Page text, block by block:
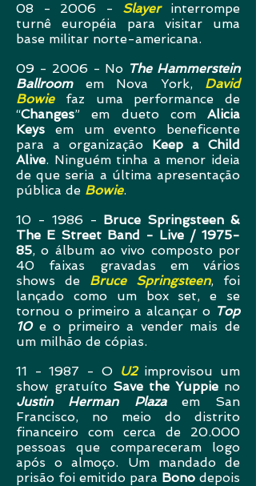
08 - 2006 -
Slayerinterrompe
turnê européia para visitar uma
base militar norte-americana.
09 - 2006 - No The Hammerstein
Ballroomem Nova York, David
Bowiefaz uma performance de
“Changes” em dueto com Alicia
Keys em um evento beneficente
para a organização Keep a Child
Alive. Ninguém tinha a menor ideia
de que seria a última apresentação
pública de Bowie.
10 - 1986 - Bruce Springsteen &
The E Street Band - Live / 1975-
85, o álbum ao vivo composto por
40 faixas gravadas em vários
shows de Bruce Springsteen, foi
lançado como um box set, e se
tornou o primeiro a alcançar o Top
10e o primeiro a vender mais de
um milhão de cópias.
11 - 1987 - O U2improvisou um
show gratuíto Save the Yuppie no
Justin Herman Plazaem San
Francisco, no meio do distrito
financeiro com cerca de 20.000
pessoas que compareceram logo
após o almoço. Um mandado de
prisão foi emitido para Bono depois